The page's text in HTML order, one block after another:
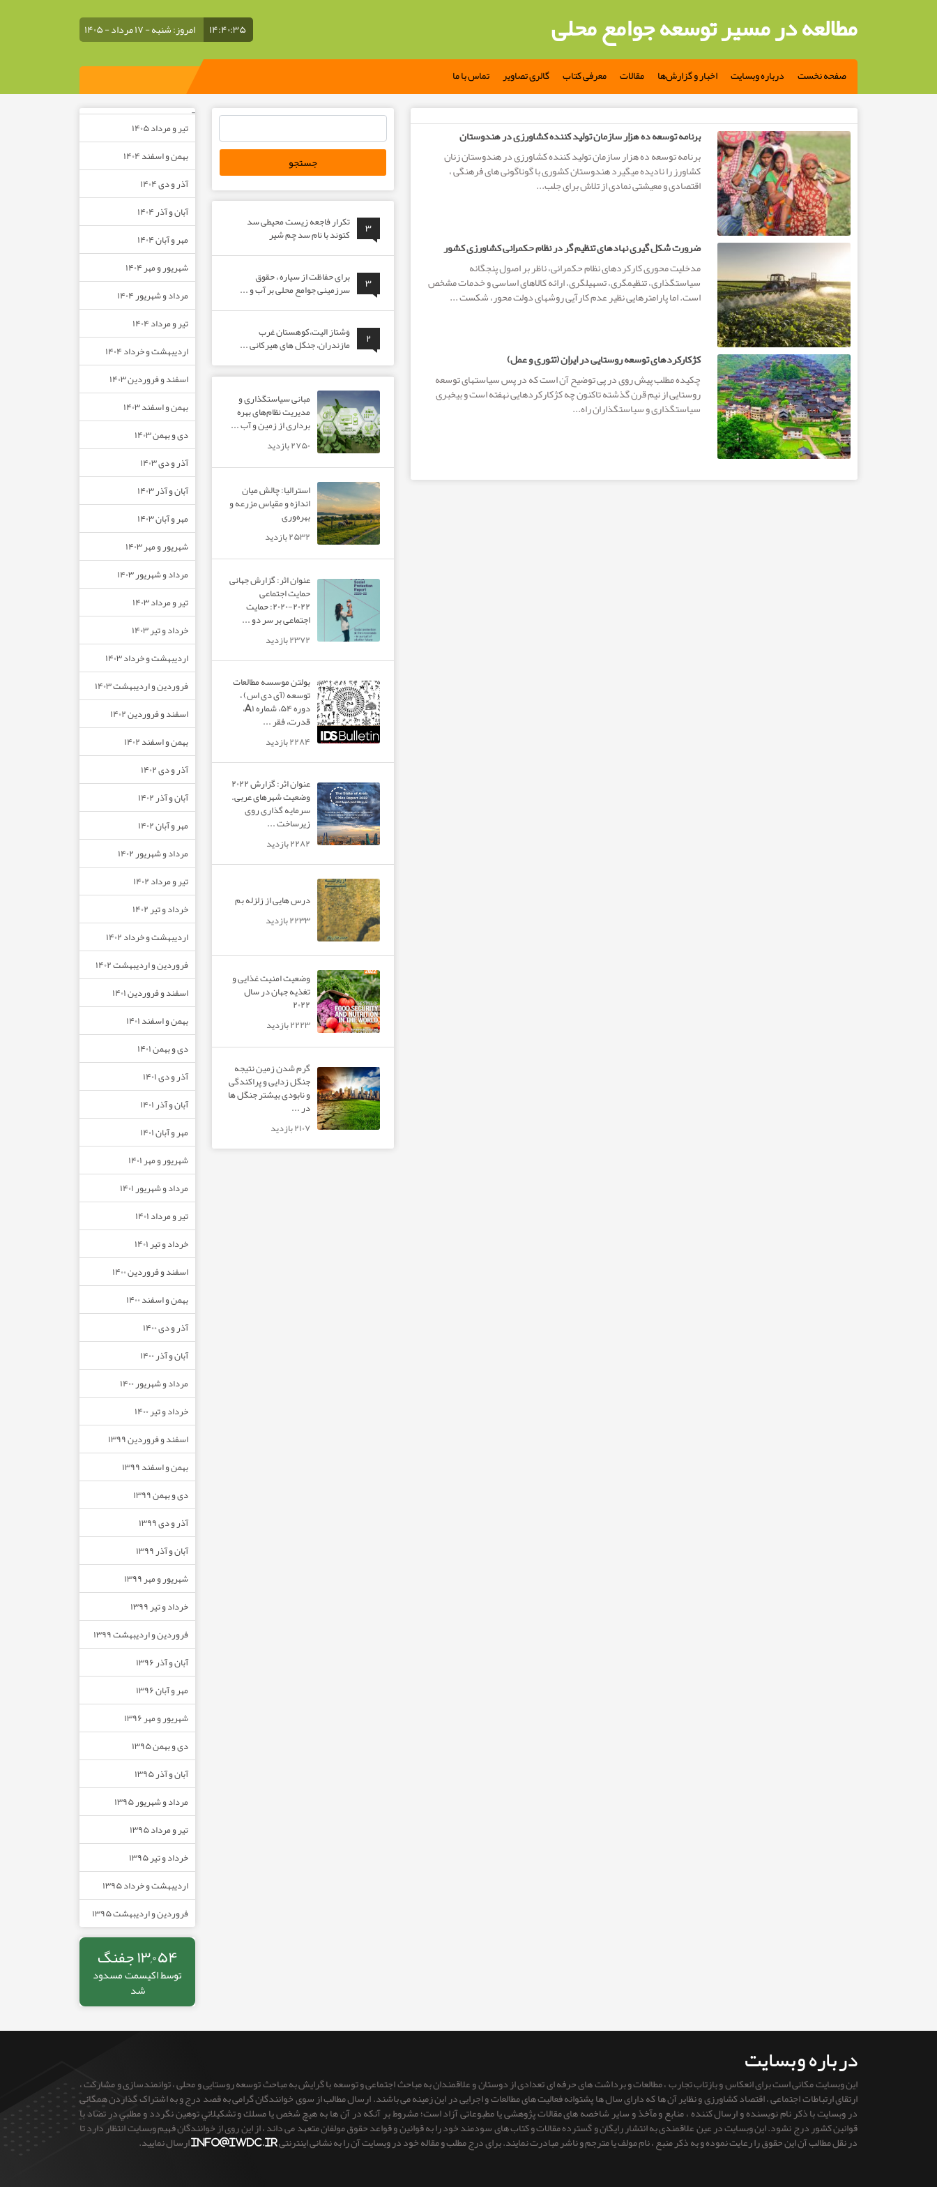
مطالعه در مسیر توسعه جوامع محلی ۱۴:۴۰:۳۶ امروز: شنبه - ۱۷ مرداد - ۱۴۰۵
صفحه نخست درباره وبسایت اخبار و گزارش‌ها مقالات معرفی کتاب گالری تصاویر تماس با ما
برنامه توسعه ده هزار سازمان تولید کننده کشاورزی در هندوستان
برنامه توسعه ده هزار سازمان تولید کننده کشاورزی در هندوستان زنان
کشاورز را نادیده می­گیرد هندوستان کشوری با گوناگونی های فرهنگی ،
اقتصادی و معیشتی نمادی از تلاش برای جلب...
ضرورت شکل گیری نهادهای تنظیم گر در نظام حکمرانی کشاورزی کشور
مدخلیت محوری کارکردهای نظام حکمرانی، ناظر بر اصول پنجگانه
سیاستگذاری، تنظیم­گری، تسهیل­گری، ارائه کالاهای اساسی و خدمات مشخص
است. اما پارامترهایی نظیر عدم کارآیی روش­های دولت محور، شکست ...
کژکارکردهای توسعه روستایی در ایران (تئوری و عمل)
چکیده مطلب پیش روی در پی توضیح آن است که در پس سیاست­های توسعه
روستایی از نیم قرن گذشته تاکنون چه کژکارکردهایی نهفته است و بی­خبری
سیاستگذاری و سیاستگذاران راه...
۳
تکرار فاجعه زیست محیطی سد
کتوند با نام سد چم شیر
۳
برای حفاظت از سیاره ، حقوق
سرزمینی جوامع محلی بر آب و ...
۲
وَشتاز الیت،کوهستان غرب
مازندران، جنگل های هیرکانی ...
مبانی سیاستگذاری و
مدیریت نظام‌های بهره‌
برداری از زمین و آب ...
۲۷۵۰ بازدید
استرالیا: چالش میان
اندازه و مقیاس مزرعه و
بهره‌وری
۲۵۳۲ بازدید
عنوان اثر: گزارش جهانی
حمایت اجتماعی
۲۰۲۲-۲۰۲۰: حمایت
اجتماعی بر سر دو ...
۲۳۷۲ بازدید
بولتن موسسه مطالعات
توسعه (آی دی اس) ،
دوره ۵۴، شماره A۱،
قدرت، فقر ...
۲۲۸۴ بازدید
عنوان اثر: گزارش ۲۰۲۲
وضعیت شهرهای عربی.
سرمایه گذاری روی
زیرساخت ...
۲۲۸۲ بازدید
درس هایی از زلزله بم
۲۲۳۳ بازدید
وضعیت امنیت غذایی و
تغذیه جهان در سال
۲۰۲۲
۲۲۲۳ بازدید
گرم شدن زمین نتیجه
جنگل زدایی و پراکندگی
و نابودی بیشتر جنگل ها
در ...
۲۱۰۷ بازدید
–
تیر و مرداد ۱۴۰۵
بهمن و اسفند ۱۴۰۴
آذر و دی ۱۴۰۴
آبان و آذر ۱۴۰۴
مهر و آبان ۱۴۰۴
شهریور و مهر ۱۴۰۴
مرداد و شهریور ۱۴۰۴
تیر و مرداد ۱۴۰۴
اردیبهشت و خرداد ۱۴۰۴
اسفند و فروردین ۱۴۰۳
بهمن و اسفند ۱۴۰۳
دی و بهمن ۱۴۰۳
آذر و دی ۱۴۰۳
آبان و آذر ۱۴۰۳
مهر و آبان ۱۴۰۳
شهریور و مهر ۱۴۰۳
مرداد و شهریور ۱۴۰۳
تیر و مرداد ۱۴۰۳
خرداد و تیر ۱۴۰۳
اردیبهشت و خرداد ۱۴۰۳
فروردین و اردیبهشت ۱۴۰۳
اسفند و فروردین ۱۴۰۲
بهمن و اسفند ۱۴۰۲
آذر و دی ۱۴۰۲
آبان و آذر ۱۴۰۲
مهر و آبان ۱۴۰۲
مرداد و شهریور ۱۴۰۲
تیر و مرداد ۱۴۰۲
خرداد و تیر ۱۴۰۲
اردیبهشت و خرداد ۱۴۰۲
فروردین و اردیبهشت ۱۴۰۲
اسفند و فروردین ۱۴۰۱
بهمن و اسفند ۱۴۰۱
دی و بهمن ۱۴۰۱
آذر و دی ۱۴۰۱
آبان و آذر ۱۴۰۱
مهر و آبان ۱۴۰۱
شهریور و مهر ۱۴۰۱
مرداد و شهریور ۱۴۰۱
تیر و مرداد ۱۴۰۱
خرداد و تیر ۱۴۰۱
اسفند و فروردین ۱۴۰۰
بهمن و اسفند ۱۴۰۰
آذر و دی ۱۴۰۰
آبان و آذر ۱۴۰۰
مرداد و شهریور ۱۴۰۰
خرداد و تیر ۱۴۰۰
اسفند و فروردین ۱۳۹۹
بهمن و اسفند ۱۳۹۹
دی و بهمن ۱۳۹۹
آذر و دی ۱۳۹۹
آبان و آذر ۱۳۹۹
شهریور و مهر ۱۳۹۹
خرداد و تیر ۱۳۹۹
فروردین و اردیبهشت ۱۳۹۹
آبان و آذر ۱۳۹۶
مهر و آبان ۱۳۹۶
شهریور و مهر ۱۳۹۶
دی و بهمن ۱۳۹۵
آبان و آذر ۱۳۹۵
مرداد و شهریور ۱۳۹۵
تیر و مرداد ۱۳۹۵
خرداد و تیر ۱۳۹۵
اردیبهشت و خرداد ۱۳۹۵
فروردین و اردیبهشت ۱۳۹۵
۱۳,۰۵۴ جفنگ
توسط اکیسمت مسدود
شد
درباره وبسایت
این وبسایت مکانی است برای انعکاس و بازتاب تجارب ، مطالعات و برداشت های حرفه ای تعدادی از دوستان و علاقمندان به مباحث اجتماعی و توسعه با گرایش به مباحث توسعه روستایی و محلی ، توانمندسازی و مشارکت ،
ارتقای ارتباطات اجتماعی ، اقتصاد کشاورزی و نظایر آن ها که دارای سال ها پشتوانه فعالیت های مطالعات و اجرایی در این زمینه می باشند. ارسال مطالب از سوی خوانندگان گرامی به قصد درج و به اشتراک گذاردن همگانی
در وبسایت با ذکر نام نویسنده و ارسال کننده ، منابع و مآخذ و سایر شاخصه های مقالات پژوهشی یا مطبوعاتی آزاد است؛ مشروط بر آنكه در آن ها به هيچ شخص يا مسلك و تشكيلاتي توهين نگردد و مطلبي در تضاد با
قوانين كشور درج نشود. این وبسایت در عین علاقمندی به انتشار رایگان و گسترده مقالات و کتاب های سودمند خود را به قوانین و قواعد حقوق مولفان متعهد می داند ، از این روی از خوانندگان فهیم وبسایت انتظار دارد تا
در نقل مطالب آن این حقوق را رعایت نموده و به ذکر منبع ، نام مولف یا مترجم و ناشر مبادرت نمایند. برای درج مطلب و مقاله خود در وبسایت آن را به نشانی اینترنتیinfo@iwdc.irارسال نمایید.